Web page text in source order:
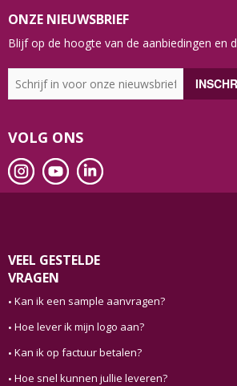
ONZE NIEUWSBRIEF
Blijf op de hoogte van de aanbiedingen en
VOLG ONS
VEEL GESTELDE
VRAGEN
Kan ik een sample aanvragen?
Hoe lever ik mijn logo aan?
Kan ik op factuur betalen?
Hoe snel kunnen jullie leveren?